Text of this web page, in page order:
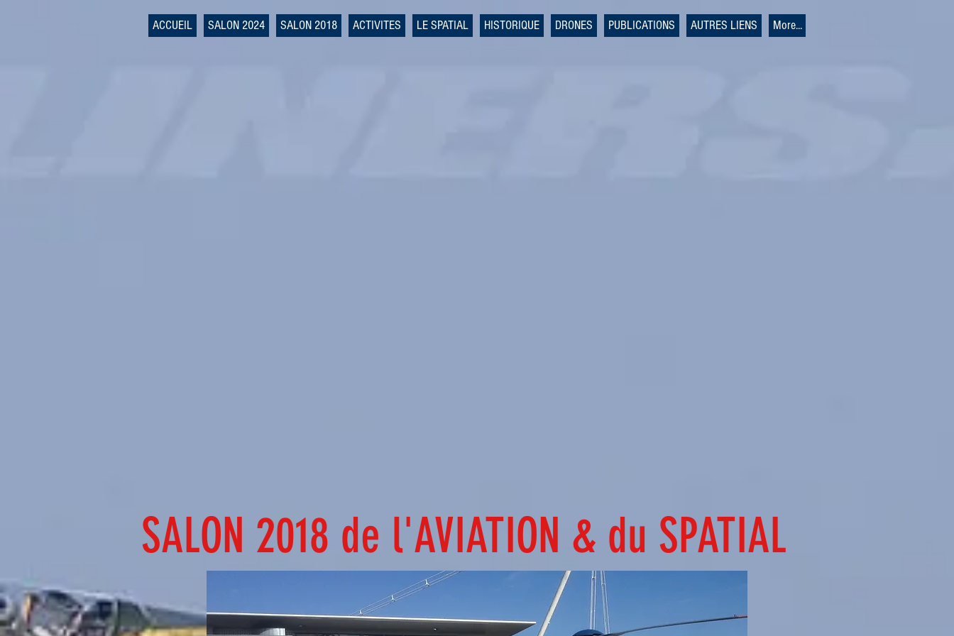
ACCUEIL SALON 2024 SALON 2018 ACTIVITES LE SPATIAL HISTORIQUE DRONES PUBLICATIONS AUTRES LIENS More...
SALON 2018 de l'AVIATION & du SPATIAL